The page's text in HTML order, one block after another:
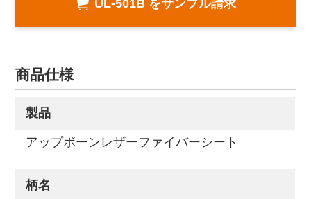
UL-501B をサンプル請求
商品仕様
製品
アップボーンレザーファイバーシート
柄名